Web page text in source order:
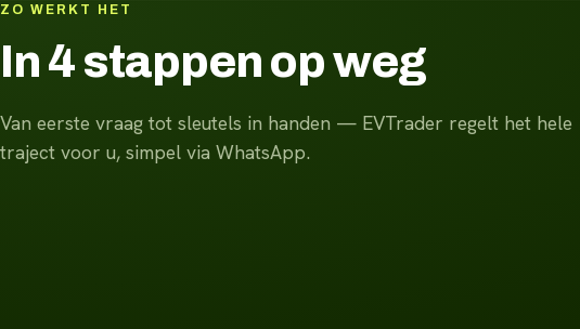
ZO WERKT HET
In 4 stappen op weg
Van eerste vraag tot sleutels in handen — EVTrader regelt het hele
traject voor u, simpel via WhatsApp.